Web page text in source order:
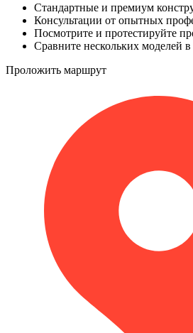
Стандартные и премиум
Консультации от опытных
Посмотрите и протестируйте
Сравните нескольких моделей
Проложить маршрут